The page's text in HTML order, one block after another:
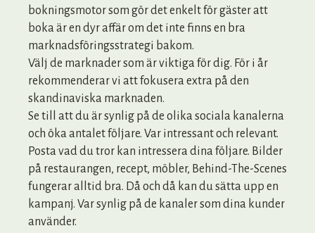
bokningsmotor som gör det enkelt för gäster att
boka är en dyr affär om det inte finns en bra
marknadsföringsstrategi bakom.
Välj de marknader som är viktiga för dig. För i år
rekommenderar vi att fokusera extra på den
skandinaviska marknaden.
Se till att du är synlig på de olika sociala kanalerna
och öka antalet följare. Var intressant och relevant.
Posta vad du tror kan intressera dina följare. Bilder
på restaurangen, recept, möbler, Behind-The-Scenes
fungerar alltid bra. Då och då kan du sätta upp en
kampanj. Var synlig på de kanaler som dina kunder
använder.